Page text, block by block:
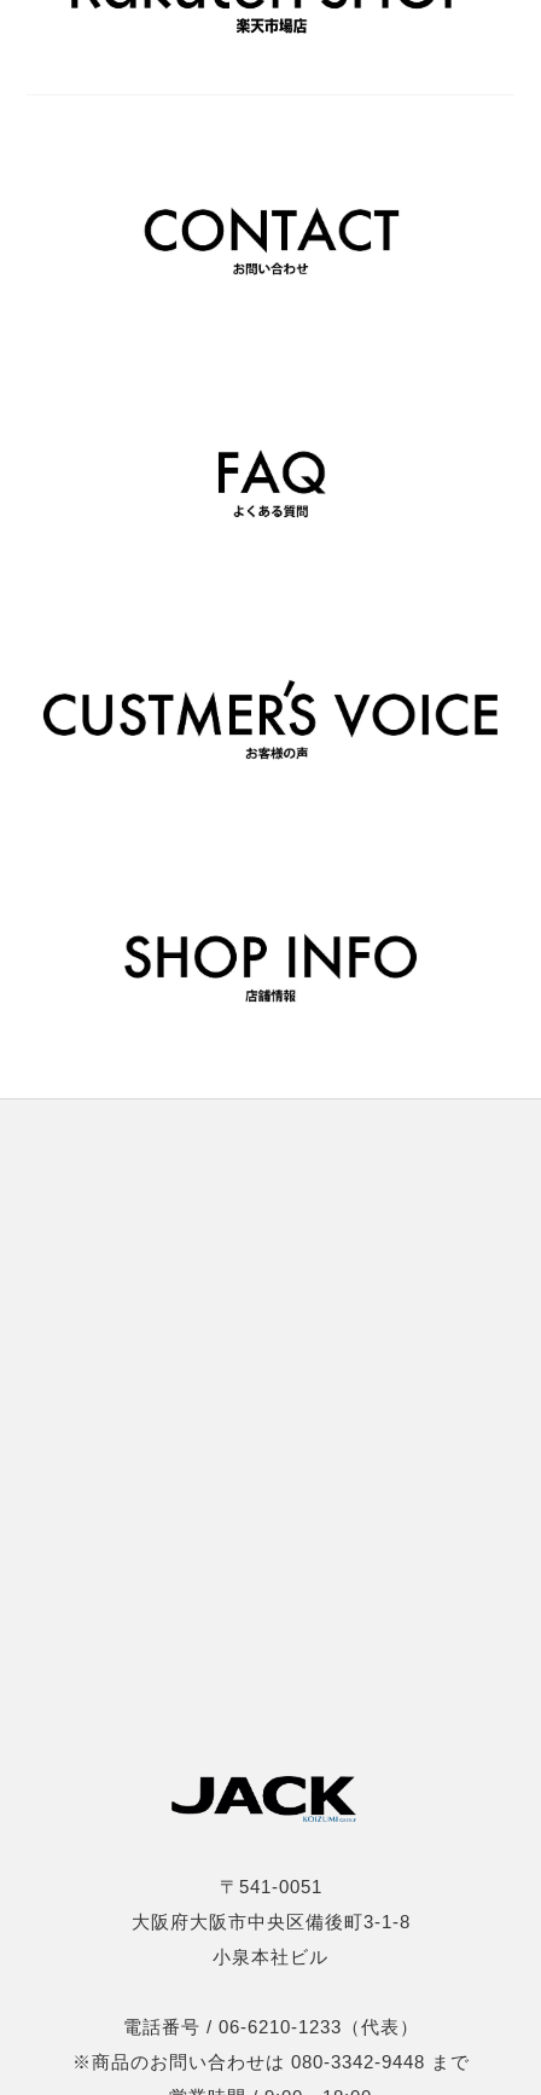
〒541-0051
大阪府大阪市中央区備後町3-1-8
小泉本社ビル
電話番号 / 06-6210-1233（代表）
※商品のお問い合わせは 080-3342-9448 まで